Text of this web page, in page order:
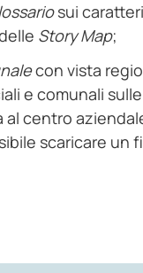
sui
Story Map;
con vista
e comunali
centro
scaricare un